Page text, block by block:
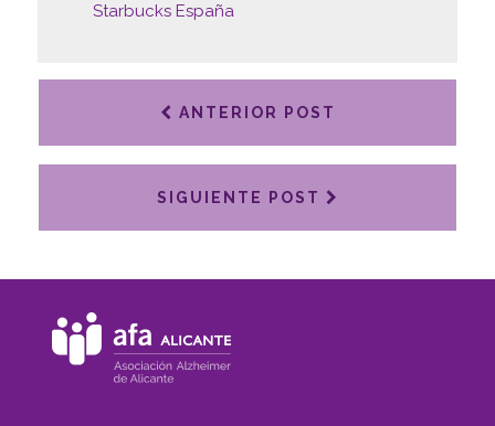
Starbucks España
ANTERIOR POST
SIGUIENTE POST